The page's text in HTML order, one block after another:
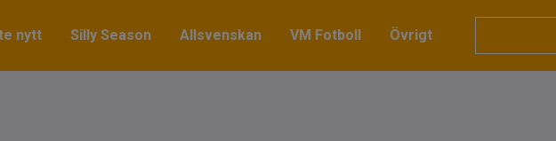
nytt Silly Season Allsvenskan VM Fotboll Övrigt